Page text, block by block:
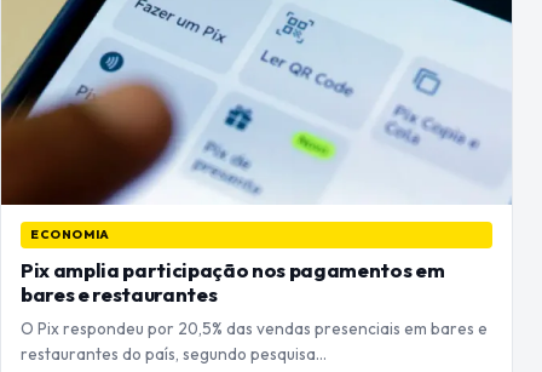
ECONOMIA
Pix amplia participação nos pagamentos em
bares e restaurantes
O Pix respondeu por 20,5% das vendas presenciais em bares e
restaurantes do país, segundo pesquisa…